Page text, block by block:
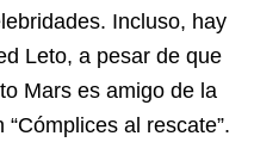
Incluso, hay
Leto, a pesar de que
Mars es amigo de la
al rescate”.